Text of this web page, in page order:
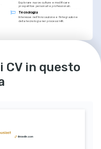
Esplorare nuove culture e modificare
prospettive personali e professionali.
Tecnologia
Interesse nell'innovazione e l'integrazione
della tecnologia nei processi HR.
in questo